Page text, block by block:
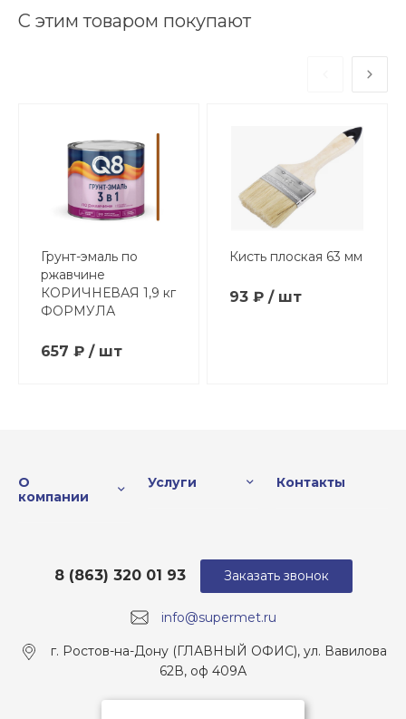
С этим товаром покупают
Грунт-эмаль по
ржавчине
КОРИЧНЕВАЯ 1,9 кг
ФОРМУЛА
657 ₽ / шт
Кисть плоская 63 мм
93 ₽ / шт
О
компании
Услуги Контакты
info@supermet.ru
8 (863) 320 01 93
г. Ростов-на-Дону (ГЛАВНЫЙ ОФИС), ул. Вавилова
62В, оф 409А
Заказать звонок